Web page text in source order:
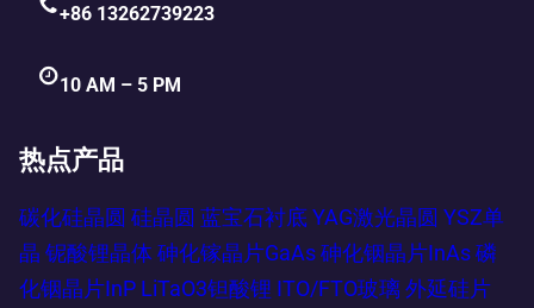
+86 13262739223
10 AM – 5 PM
热点产品
碳化硅晶圆 硅晶圆 蓝宝石衬底 YAG激光晶圆 YSZ单
晶 铌酸锂晶体 砷化镓晶片GaAs 砷化铟晶片InAs 磷
化铟晶片InP LiTaO3钽酸锂 ITO/FTO玻璃 外延硅片